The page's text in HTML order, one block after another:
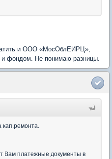
и ООО «МосОблЕИРЦ»,
фондом. Не понимаю разницы.
платежные документы в